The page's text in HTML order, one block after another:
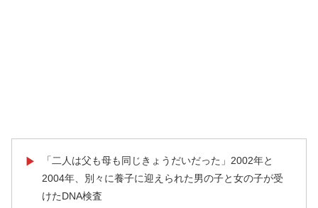
▶
「二人は父も母も同じきょうだいだった」2002年と
2004年、別々に養子に迎えられた男の子と女の子が受
けたDNA検査